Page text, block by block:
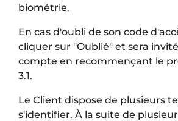
biométrie.
En cas d'oubli de son code
cliquer sur "Oublié" et sera
compte en recommençant le
3.1.
Le Client dispose de plusieurs
s'identifier. À la suite de